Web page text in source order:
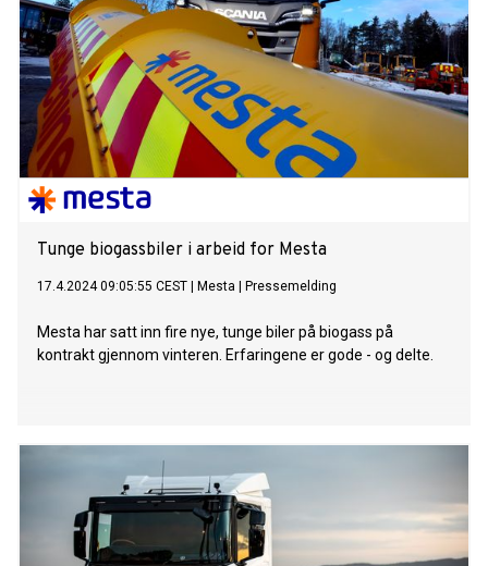
Tunge biogassbiler i arbeid for Mesta
17.4.2024 09:05:55 CEST Mesta Pressemelding
Mesta har satt inn fire nye, tunge biler på biogass på
kontrakt gjennom vinteren. Erfaringene er gode - og delte.